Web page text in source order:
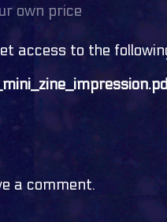
own price
access to the
a comment.